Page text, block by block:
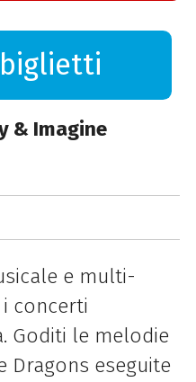
& Imagine
e multi-
concerti
Goditi le melodie
Dragons eseguite